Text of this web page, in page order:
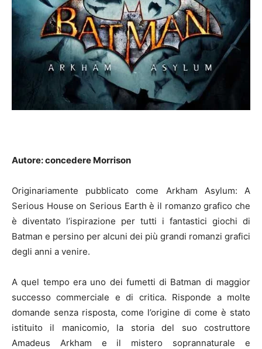
Autore: concedere Morrison
Originariamente pubblicato come Arkham Asylum: A
Serious House on Serious Earth è il romanzo grafico che
è diventato l’ispirazione per tutti i fantastici giochi di
Batman e persino per alcuni dei più grandi romanzi grafici
degli anni a venire.
A quel tempo era uno dei fumetti di Batman di maggior
successo commerciale e di critica. Risponde a molte
domande senza risposta, come l’origine di come è stato
istituito il manicomio, la storia del suo costruttore
Amadeus Arkham e il mistero soprannaturale e